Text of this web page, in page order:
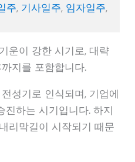
주, 기사일주, 임자일주,
운이 강한 시기로, 대략
지를 포함합니다.
성기로 인식되며, 기업에
진하는 시기입니다. 하지
리막길이 시작되기 때문